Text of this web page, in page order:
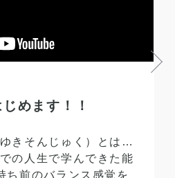
めます！！
きそんじゅく）とは…
の人生で学んできた能
ち前のバランス感覚を